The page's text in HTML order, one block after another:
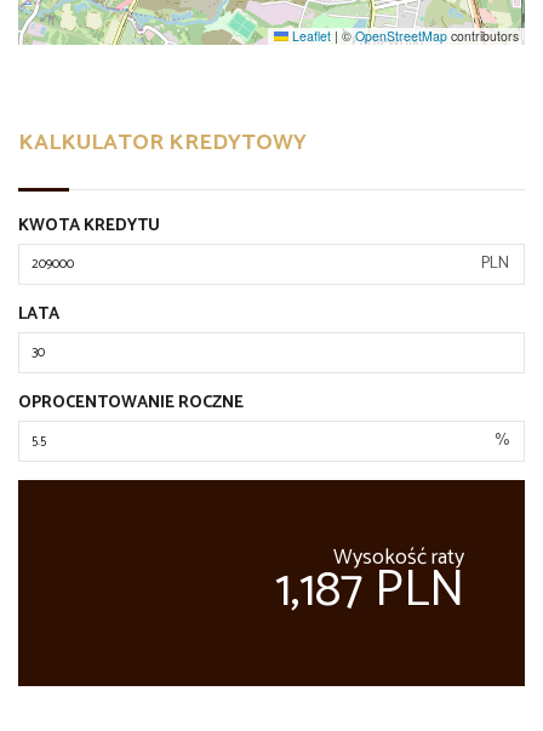
Leaflet | ©OpenStreetMap contributors
KALKULATOR KREDYTOWY
KWOTA KREDYTU
PLN
LATA
OPROCENTOWANIE ROCZNE
%
Wysokość raty
1,187 PLN